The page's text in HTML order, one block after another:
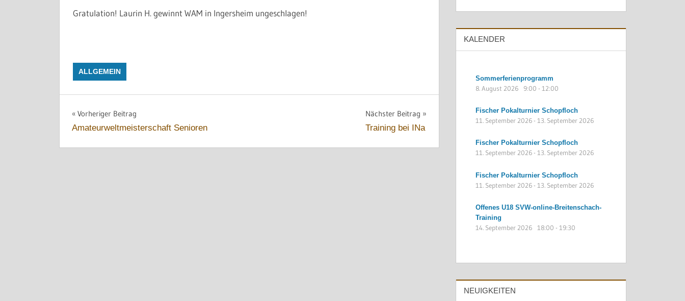
Gratulation! Laurin H. gewinnt WAM in Ingersheim ungeschlagen!
ALLGEMEIN
Beitragsnavigation
Vorheriger Beitrag
Amateurweltmeisterschaft Senioren
Nächster Beitrag
Training bei INa
KALENDER
Sommerferienprogramm
8. August 2026 9:00 -12:00
Fischer Pokalturnier Schopfloch
11. September 2026-13. September 2026
Fischer Pokalturnier Schopfloch
11. September 2026-13. September 2026
Fischer Pokalturnier Schopfloch
11. September 2026-13. September 2026
Offenes U18 SVW-online-Breitenschach-
Training
14. September 2026 18:00 -19:30
NEUIGKEITEN